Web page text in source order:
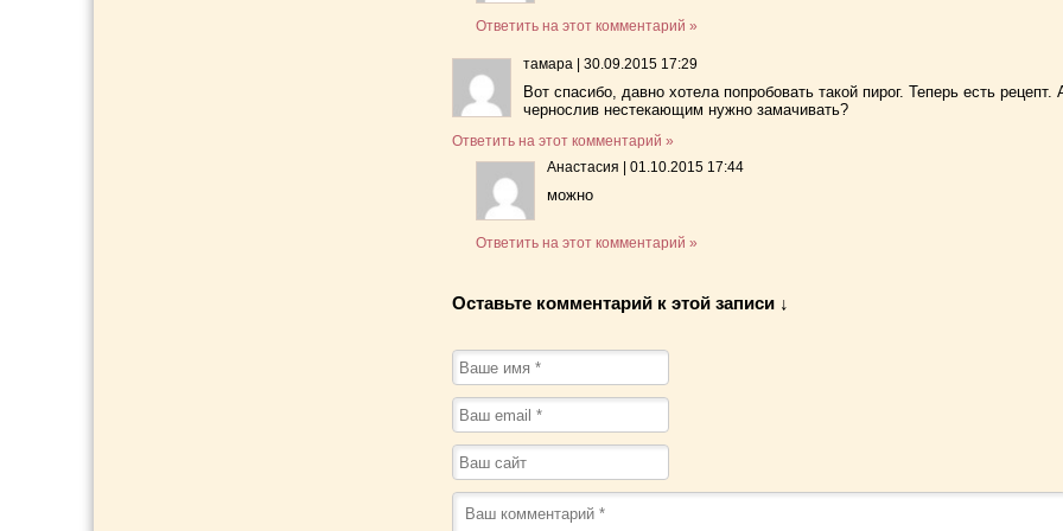
Ответить на этот комментарий »
тамара |30.09.2015 17:29
Вот спасибо, давно хотела попробовать такой пирог. Теперь есть рецепт.
чернослив нестекающим нужно замачивать?
Ответить на этот комментарий »
Анастасия |01.10.2015 17:44
можно
Ответить на этот комментарий »
Оставьте комментарий к этой записи ↓